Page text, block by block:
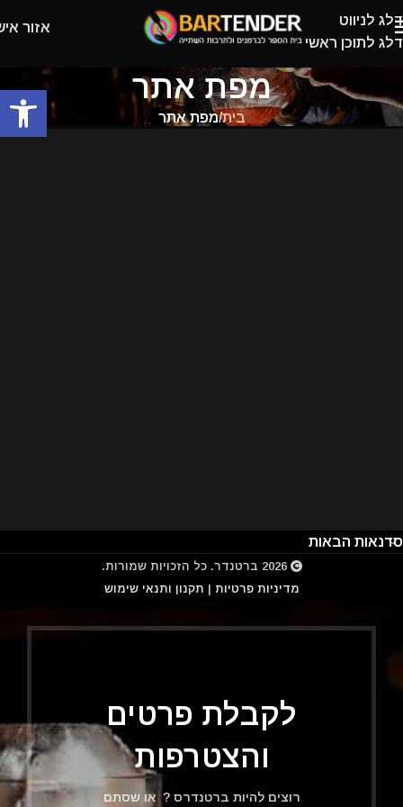
דלג לניווט
דלג לתוכן ראשי
אזור
מפת אתר
בית/מפת אתר
סדנאות הבאות
2026 ברטנדר. כל הזכויות שמורות.
מדיניות פרטיות | תקנון ותנאי שימוש
לקבלת פרטים
והצטרפות
רוצים להיות ברטנדרס ? או שסתם